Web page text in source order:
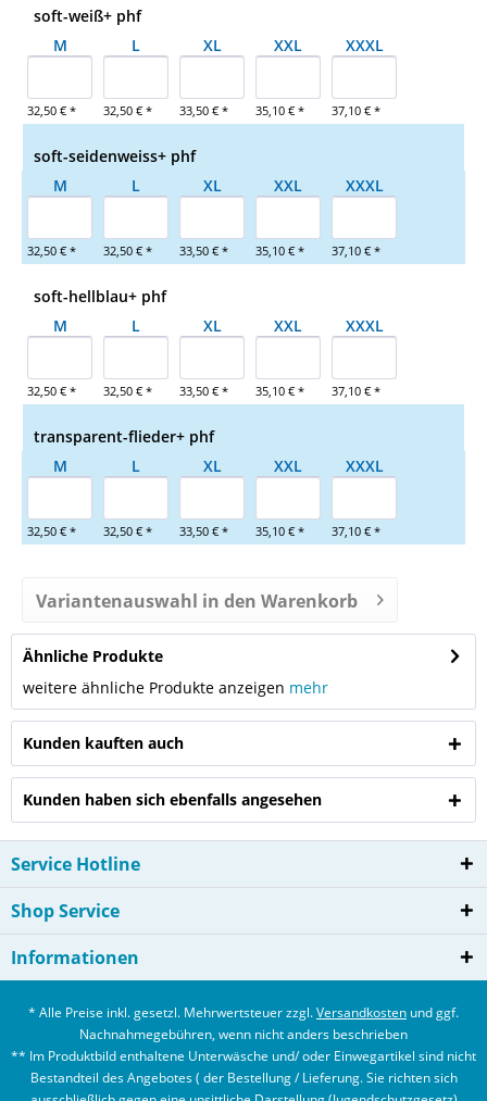
soft-weiß+ phf
M
32,50 € *
L
32,50 € *
XL
33,50 € *
XXL
35,10 € *
XXXL
37,10 € *
soft-seidenweiss+ phf
M
32,50 € *
L
32,50 € *
XL
33,50 € *
XXL
35,10 € *
XXXL
37,10 € *
soft-hellblau+ phf
M
32,50 € *
L
32,50 € *
XL
33,50 € *
XXL
35,10 € *
XXXL
37,10 € *
transparent-flieder+ phf
M
32,50 € *
L
32,50 € *
XL
33,50 € *
XXL
35,10 € *
XXXL
37,10 € *
Variantenauswahl in den Warenkorb
Ähnliche Produkte
weitere ähnliche Produkte anzeigen mehr
Kunden kauften auch
Kunden haben sich ebenfalls angesehen
Service Hotline
Shop Service
Informationen
* Alle Preise inkl. gesetzl. Mehrwertsteuer zzgl.Versandkosten und ggf.
Nachnahmegebühren, wenn nicht anders beschrieben
** Im Produktbild enthaltene Unterwäsche und/ oder Einwegartikel sind nicht
Bestandteil des Angebotes ( der Bestellung / Lieferung. Sie richten sich